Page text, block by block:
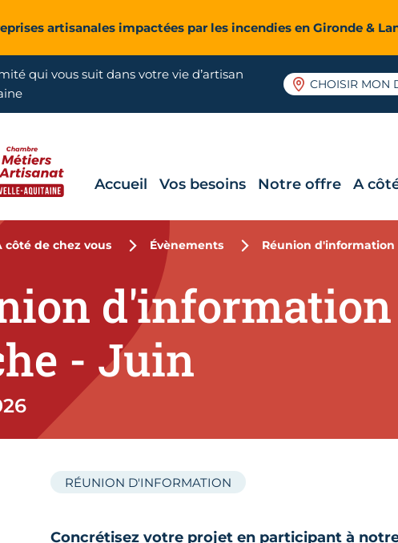
artisanales impactées par les incendies en Gironde &
qui vous suit dans votre vie d’artisan
CHOISIR MON
Accueil Vos besoins Notre offre A
côté de chez vous Évènements Réunion d'information
- Juin
RÉUNION D'INFORMATION
Concrétisez votre projet en participant à